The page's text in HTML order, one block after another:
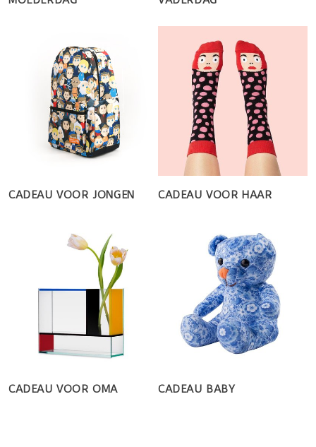
CADEAU VOOR JONGEN CADEAU VOOR HAAR
CADEAU VOOR OMA CADEAU BABY